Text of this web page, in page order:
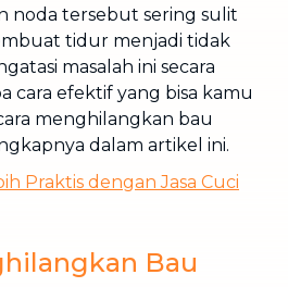
noda tersebut sering sulit
tidur menjadi tidak
masalah ini secara
cara efektif yang bisa kamu
menghilangkan bau
dalam artikel ini.
Praktis dengan Jasa Cuci
Bau